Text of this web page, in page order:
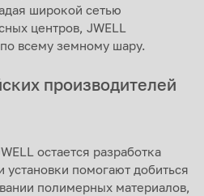
широкой сетью
центров, JWELL
всему земному шару.
производителей
остается разработка
установки помогают добиться
полимерных материалов,